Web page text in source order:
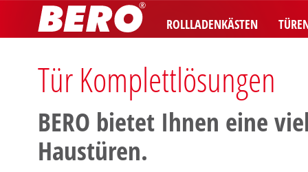
ROLLLADENKÄSTEN
Tür Komplettlösungen
BERO bietet Ihnen eine
Haustüren.